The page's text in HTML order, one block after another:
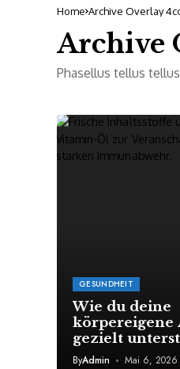
Home Archive Overlay
Archive
Phasellus tellus
GESUNDHEIT
Wie du deine
körpereigene
gezielt
seltener krank
ByAdmin Mai 6, 2026